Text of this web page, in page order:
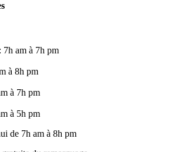
7h am à 7h pm
à 8h pm
à 7h pm
à 5h pm
de 7h am à 8h pm